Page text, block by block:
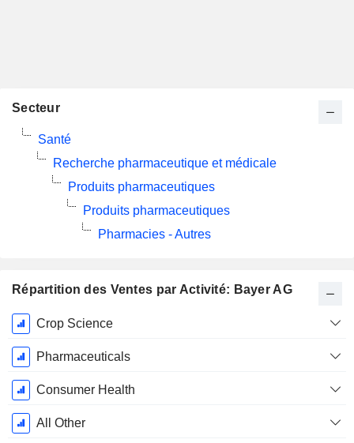
Répartition des Ventes par Activité: Bayer AG
Période
Fiscale:
Décembre
Crop Science
Pharmaceuticals
Consumer Health
All Other
Secteur
Santé
Recherche pharmaceutique et médicale
Produits pharmaceutiques
Produits pharmaceutiques
Pharmacies - Autres